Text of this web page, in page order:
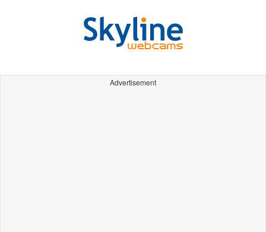
Advertisement